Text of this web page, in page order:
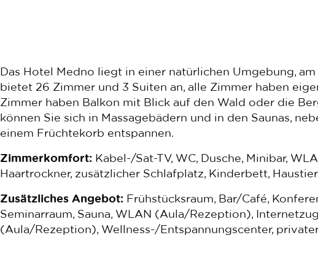
Das Hotel Medno liegt in einer natürlichen Umgebung,
bietet 26 Zimmer und 3 Suiten an, alle Zimmer haben
Zimmer haben Balkon mit Blick auf den Wald oder die
können Sie sich in Massagebädern und in den Saunas,
einem Früchtekorb entspannen.
Zimmerkomfort: Kabel-/Sat-TV, WC, Dusche, Minibar,
Haartrockner, zusätzlicher Schlafplatz, Kinderbett,
Zusätzliches Angebot: Frühstücksraum, Bar/Café,
Seminarraum, Sauna, WLAN (Aula/Rezeption),
(Aula/Rezeption), Wellness-/Entspannungscenter,